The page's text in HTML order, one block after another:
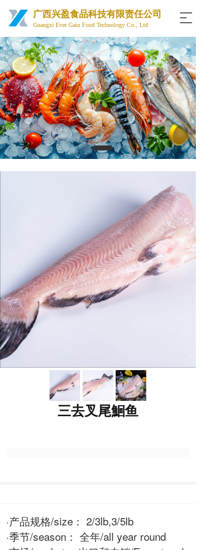
T
g
g
l
e
n
a
v
i
g
a
广西兴盈食品科技有限责任公司
Guangxi Ever Gain Food Technology Co., Ltd
三去叉尾鮰鱼
·产品规格/size： 2/3lb,3/5lb
·季节/season： 全年/all year round